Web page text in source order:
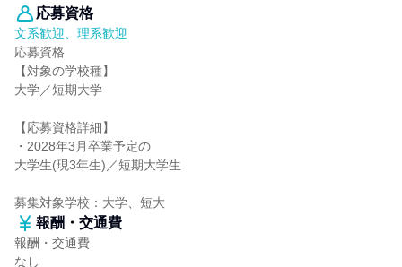
応募資格
文系歓迎、理系歓迎
応募資格
【対象の学校種】
大学／短期大学
【応募資格詳細】
・2028年3月卒業予定の
大学生(現3年生)／短期大学生
募集対象学校：大学、短大
報酬・交通費
報酬・交通費
なし